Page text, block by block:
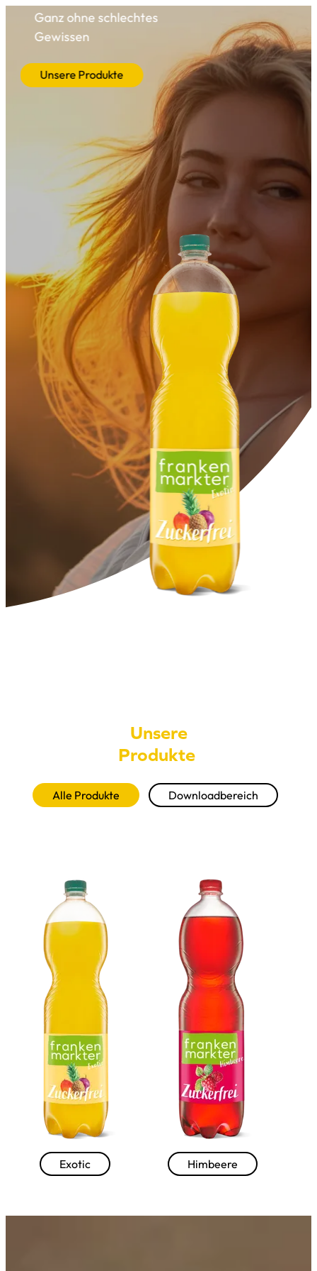
--
--
--
--
--
--
Ganz ohne schlechtes
Gewissen
Unsere Produkte
Unsere
Produkte
Alle Produkte Downloadbereich
Exotic Himbeere